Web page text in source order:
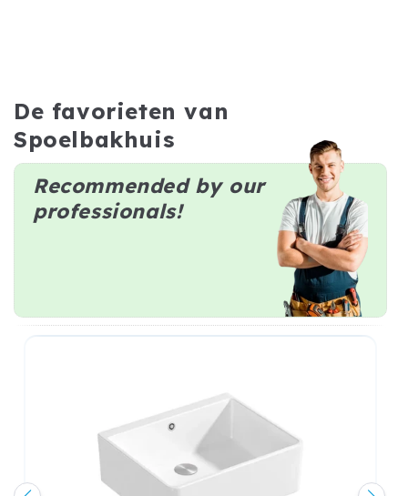
De favorieten van
Spoelbakhuis
Recommended by our
professionals!